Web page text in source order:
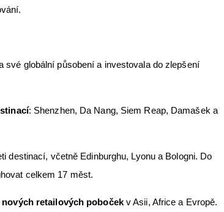
své globální působení a investovala do zlepšení
: Shenzhen, Da Nang, Siem Reap, Damašek a
destinací, včetně Edinburghu, Lyonu a Bologni. Do
celkem 17 měst.
nových retailových pobočekv Asii, Africe a Evropě.